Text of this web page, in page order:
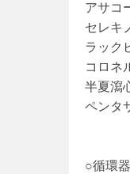
アサコ
セレキ
ラック
コロネ
半夏瀉
ペンタ
○循環